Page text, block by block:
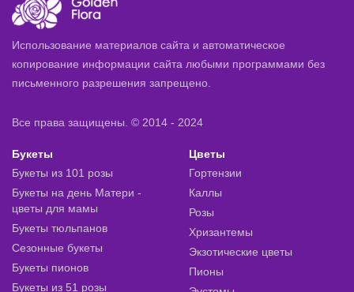
Использование материалов сайта и автоматическое
копирование информации сайта любыми программами без
письменного разрешения запрещено.
Все права защищены. © 2014 - 2024
Букеты
Букеты из 101 розы
Букеты на день Матери -
цветы для мамы
Букеты тюльпанов
Сезонные букеты
Букеты пионов
Букеты из 51 розы
Цветы
Гортензии
Каллы
Розы
Хризантемы
Экзотические цветы
Пионы